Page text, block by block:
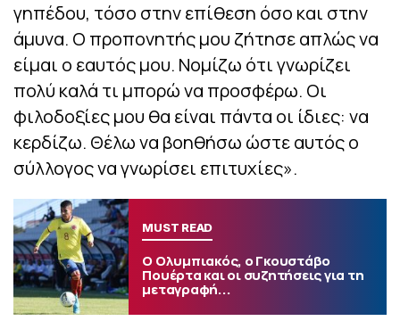
γηπέδου, τόσο στην επίθεση όσο και στην
άμυνα. Ο προπονητής μου ζήτησε απλώς να
είμαι ο εαυτός μου. Νομίζω ότι γνωρίζει
πολύ καλά τι μπορώ να προσφέρω. Οι
φιλοδοξίες μου θα είναι πάντα οι ίδιες: να
κερδίζω. Θέλω να βοηθήσω ώστε αυτός ο
σύλλογος να γνωρίσει επιτυχίες».
MUST READ
Ο Ολυμπιακός, ο Γκουστάβο
Πουέρτα και οι συζητήσεις για τη
μεταγραφή...